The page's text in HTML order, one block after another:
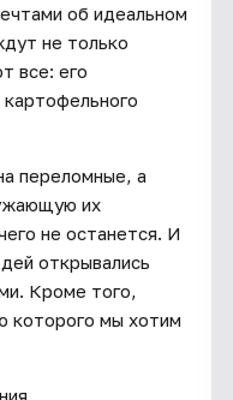
об идеальном
не только
все: его
переломные, а
их
не останется. И
открывались
Кроме того,
которого мы хотим